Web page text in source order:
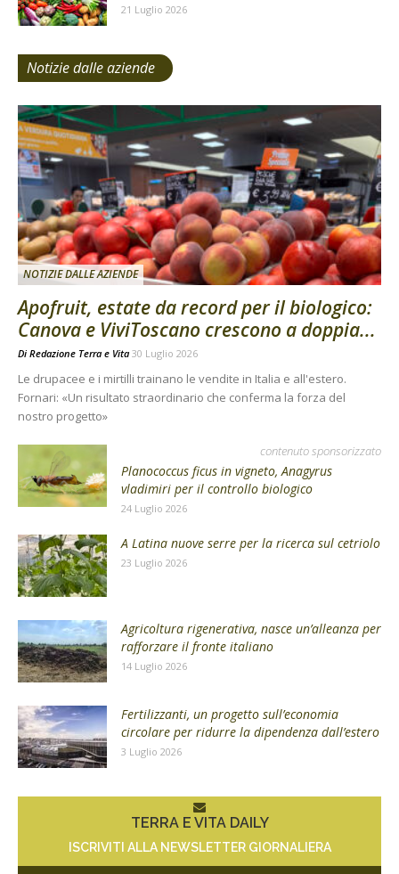
21 Luglio 2026
Notizie dalle aziende
NOTIZIE DALLE AZIENDE
Apofruit, estate da record per il biologico:
Canova e ViviToscano crescono a doppia...
Di Redazione Terra e Vita 30 Luglio 2026
Le drupacee e i mirtilli trainano le vendite in Italia e all'estero.
Fornari: «Un risultato straordinario che conferma la forza del
nostro progetto»
contenuto sponsorizzato
Planococcus ficus in vigneto, Anagyrus
vladimiri per il controllo biologico
24 Luglio 2026
A Latina nuove serre per la ricerca sul cetriolo
23 Luglio 2026
Agricoltura rigenerativa, nasce un’alleanza per
rafforzare il fronte italiano
14 Luglio 2026
Fertilizzanti, un progetto sull’economia
circolare per ridurre la dipendenza dall’estero
3 Luglio 2026
TERRA E VITA DAILY
ISCRIVITI ALLA NEWSLETTER GIORNALIERA